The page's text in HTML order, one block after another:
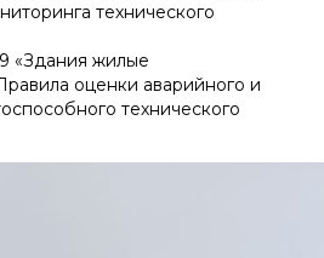
технического
«Здания жилые
оценки аварийного и
технического